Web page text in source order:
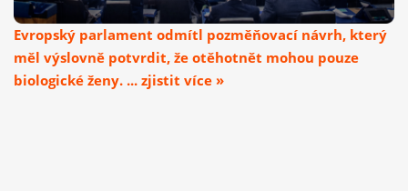
Evropský parlament odmítl pozměňovací návrh, který
měl výslovně potvrdit, že otěhotnět mohou pouze
biologické ženy. ... zjistit více »